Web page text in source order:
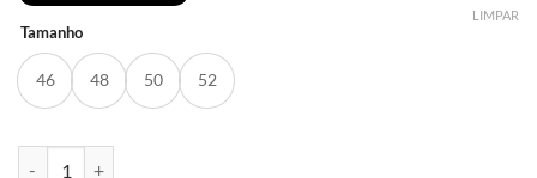
Tamanho
46 48 50 52
LIMPAR